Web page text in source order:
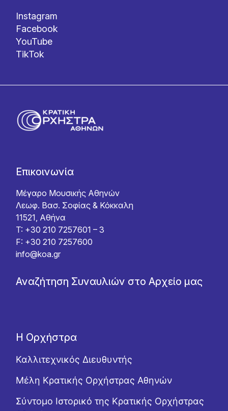
Instagram
Facebook
YouTube
TikTok
Επικοινωνία
Μέγαρο Μουσικής Αθηνών
Λεωφ. Βασ. Σοφίας & Κόκκαλη
11521, Αθήνα
T: +30 210 7257601 – 3
F: +30 210 7257600
info@koa.gr
Αναζήτηση Συναυλιών στο Αρχείο μας
Η Ορχήστρα
Καλλιτεχνικός Διευθυντής
Μέλη Κρατικής Ορχήστρας Αθηνών
Σύντομο Ιστορικό της Κρατικής Ορχήστρας